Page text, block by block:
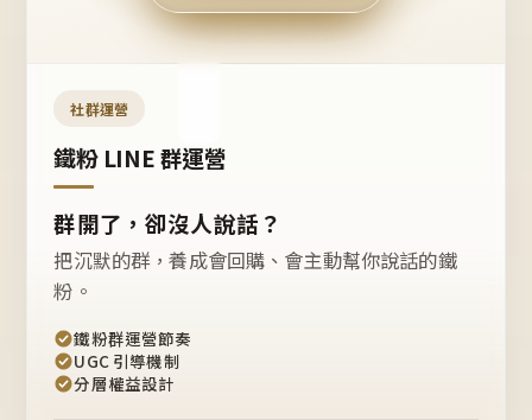
開團
嗎？
社群運營
鐵粉 LINE 群運營
群開了，卻沒人說話？
把沉默的群，養成會回購、會主動幫你說話的鐵
粉。
鐵粉群運營節奏
UGC 引導機制
分層權益設計